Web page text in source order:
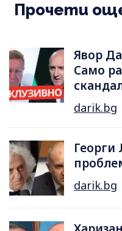
Прочети
Явор
Само
darik.bg
Георги
darik.bg